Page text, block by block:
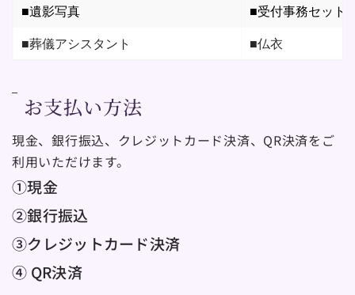
■遺影写真 ■受付事務セット
■葬儀アシスタント ■仏衣
お支払い方法
現金、銀行振込、クレジットカード決済、QR決済をご
利用いただけます。
①現金
②銀行振込
③クレジットカード決済
④ QR決済